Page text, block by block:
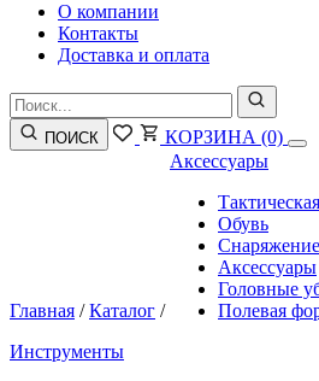
О компании
Контакты
Доставка и оплата
ПОИСК КОРЗИНА (0)
Главная /Каталог /
Аксессуары
Обувь
Снаряжение
Аксессуары
Головные
Полевая
Инструменты